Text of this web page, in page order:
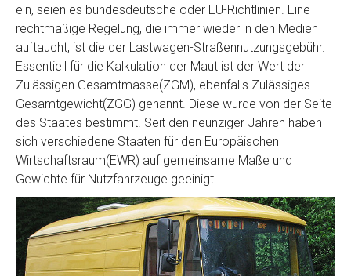
ein, seien es bundesdeutsche oder EU-Richtlinien. Eine
rechtmäßige Regelung, die immer wieder in den Medien
auftaucht, ist die der Lastwagen-Straßennutzungsgebühr.
Essentiell für die Kalkulation der Maut ist der Wert der
Zulässigen Gesamtmasse(ZGM), ebenfalls Zulässiges
Gesamtgewicht(ZGG) genannt. Diese wurde von der Seite
des Staates bestimmt. Seit den neunziger Jahren haben
sich verschiedene Staaten für den Europäischen
Wirtschaftsraum(EWR) auf gemeinsame Maße und
Gewichte für Nutzfahrzeuge geeinigt.